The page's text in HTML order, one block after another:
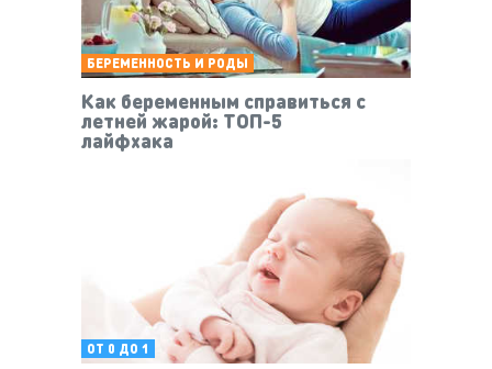
БЕРЕМЕННОСТЬ И РОДЫ
Как беременным справиться с
летней жарой: ТОП-5
лайфхака
ОТ 0 ДО 1